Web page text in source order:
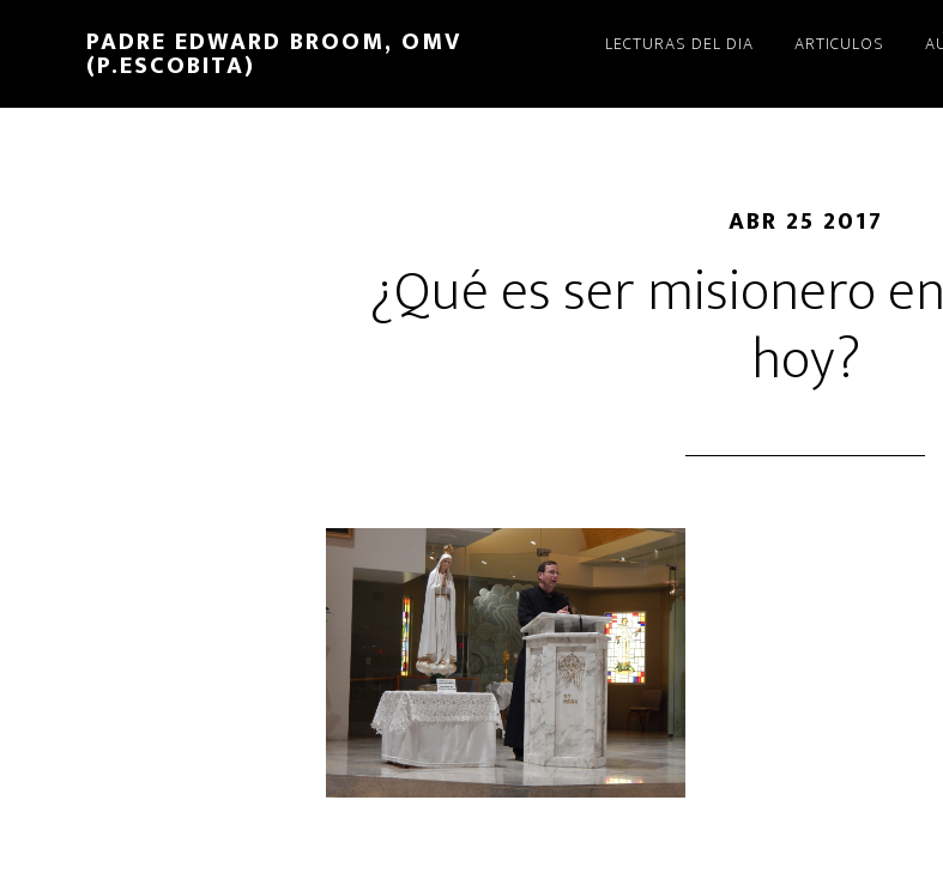
PADRE EDWARD BROOM, OMV
(P.ESCOBITA)
LECTURAS DEL DIA ARTICULOS
ABR 25 2017
¿Qué es ser misionero
hoy?